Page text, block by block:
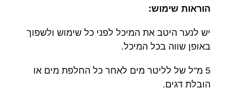
הוראות שימוש:
יש לנער היטב את המיכל לפני כל שימוש ולשפוך
באופן שווה בכל המיכל.
5 מ"ל של לליטר מים לאחר כל החלפת מים או
הובלת דגים.